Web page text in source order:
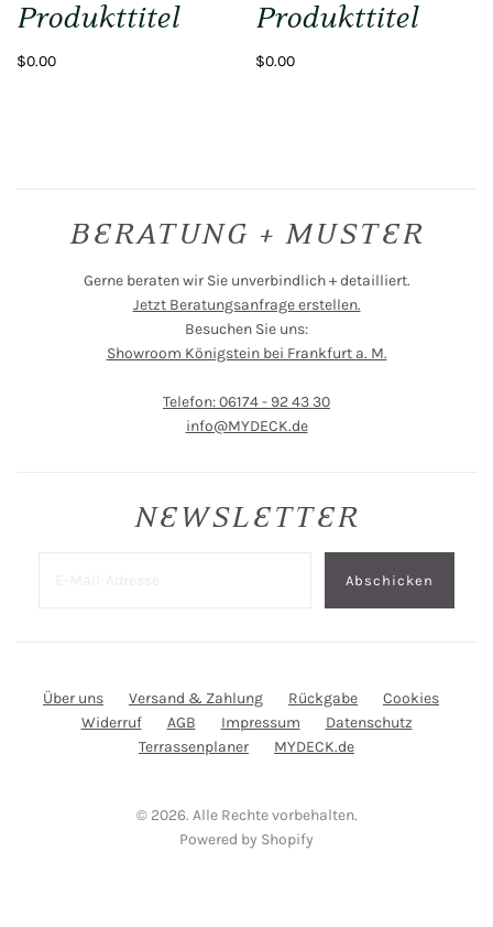
Produkttitel
$0.00
Produkttitel
$0.00
BERATUNG + MUSTER
Gerne beraten wir Sie unverbindlich + detailliert.
Jetzt Beratungsanfrage erstellen.
Besuchen Sie uns:
Showroom Königstein bei Frankfurt a. M.
Telefon: 06174 - 92 43 30
info@MYDECK.de
NEWSLETTER
Über uns Versand & Zahlung Rückgabe
Cookies
Widerruf
AGB Impressum
Datenschutz
Terrassenplaner
MYDECK.de
© 2026. Alle Rechte vorbehalten.
Powered by Shopify